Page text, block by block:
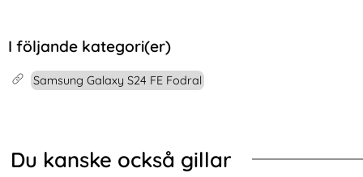
I följande kategori(er)
Samsung Galaxy S24 FE Fodral
Du kanske också gillar